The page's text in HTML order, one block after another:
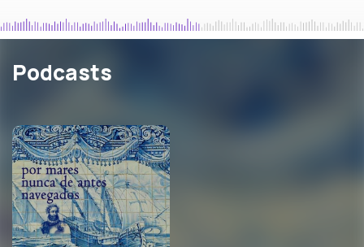
Podcasts